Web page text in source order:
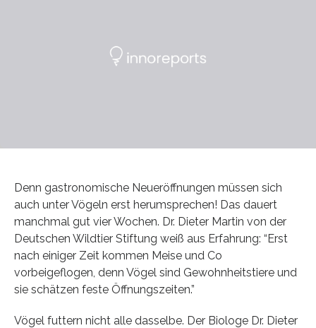
Denn gastronomische Neueröffnungen müssen sich
auch unter Vögeln erst herumsprechen! Das dauert
manchmal gut vier Wochen. Dr. Dieter Martin von der
Deutschen Wildtier Stiftung weiß aus Erfahrung: “Erst
nach einiger Zeit kommen Meise und Co
vorbeigeflogen, denn Vögel sind Gewohnheitstiere und
sie schätzen feste Öffnungszeiten.”
Vögel futtern nicht alle dasselbe. Der Biologe Dr. Dieter